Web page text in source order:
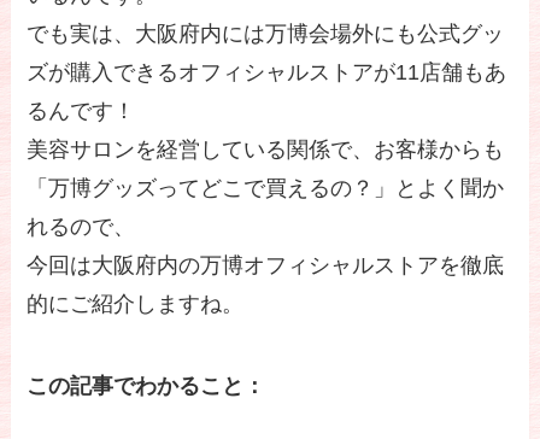
でも実は、大阪府内には万博会場外にも公式グッ
ズが購入できるオフィシャルストアが11店舗もあ
るんです！
美容サロンを経営している関係で、お客様からも
「万博グッズってどこで買えるの？」とよく聞か
れるので、
今回は大阪府内の万博オフィシャルストアを徹底
的にご紹介しますね。
この記事でわかること：